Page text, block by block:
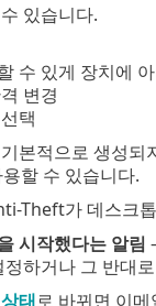
있습니다.
수 있게 장치에
변경
택
본적으로 생성되
할 수 있습니다.
Theft가 데스크
시작했다는 알림
하거나 그 반대
태로 바뀌면 이